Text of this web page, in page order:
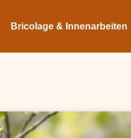
Bricolage & Innenarbeiten